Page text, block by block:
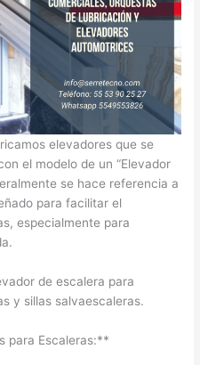
elevadores que se
el modelo de un “Elevador
se hace referencia a
para facilitar el
especialmente para
de escalera para
y sillas salvaescaleras.
para Escaleras:**